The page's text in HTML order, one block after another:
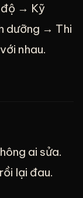
→ Kỹ
dưỡng → Thi
nhau.
ai sửa.
lại đau.